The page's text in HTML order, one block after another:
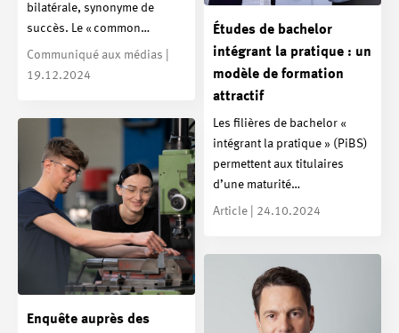
bilatérale, synonyme de
succès. Le « common…
Communiqué aux médias |
19.12.2024
Études de bachelor
intégrant la pratique : un
modèle de formation
attractif
Les filières de bachelor «
intégrant la pratique » (PiBS)
permettent aux titulaires
d’une maturité…
Article | 24.10.2024
Enquête auprès des